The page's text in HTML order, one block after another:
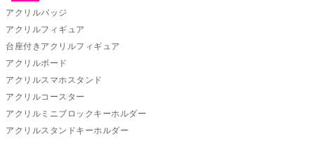
アクリルバッジ
アクリルフィギュア
台座付きアクリルフィギュア
アクリルボード
アクリルスマホスタンド
アクリルコースター
アクリルミニブロックキーホルダー
アクリルスタンドキーホルダー